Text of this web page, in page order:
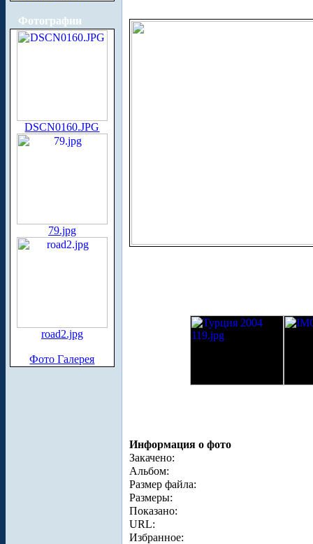
Фотографии
DSCN0160.JPG
79.jpg
road2.jpg
Фото Галерея
Информация о фото
Закачено:
Альбом:
Размер файла:
Размеры:
Показано:
URL:
Избранное: